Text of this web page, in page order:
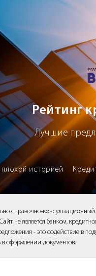
брокеров
Рейтинг
Лучшие
историей
справочно-консультационный
не является банком,
- это содействие в
оформлении документов.